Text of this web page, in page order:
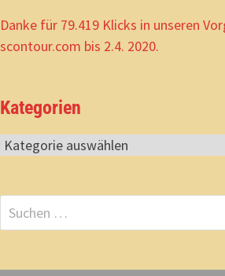
Danke für 79.419 Klicks in unseren
scontour.com bis 2.4. 2020.
Kategorien
Kategorien
Suchen
nach: